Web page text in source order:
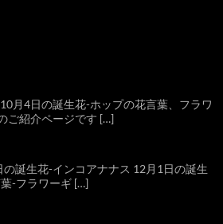
月4日の誕生花-ホップの花言葉、フラワ
ご紹介ページです […]
誕生花-インコアナナス 12月1日の誕生
-フラワーギ […]